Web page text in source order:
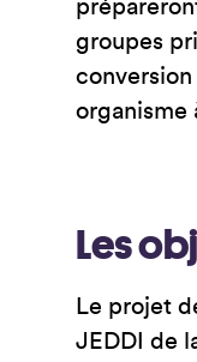
groupes
organisme
Les
Le projet
JEDDI de